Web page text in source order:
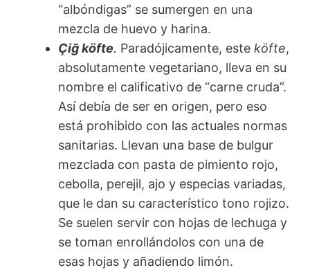
“albóndigas” se sumergen en una
mezcla de huevo y harina.
Çiğ köfte. Paradójicamente, este köfte,
absolutamente vegetariano, lleva en su
nombre el calificativo de “carne cruda”.
Así debía de ser en origen, pero eso
está prohibido con las actuales normas
sanitarias. Llevan una base de bulgur
mezclada con pasta de pimiento rojo,
cebolla, perejil, ajo y especias variadas,
que le dan su característico tono rojizo.
Se suelen servir con hojas de lechuga y
se toman enrollándolos con una de
esas hojas y añadiendo limón.